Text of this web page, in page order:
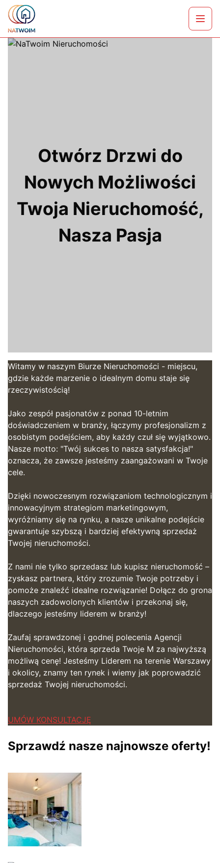
Skip
content
Wybierzmy razem najlepszy kredyt hipoteczny w
Warszawie
menu
Otwórz Drzwi do
Nowych Możliwości
Twoja Nieruchomość,
Nasza Pasja
Witamy w naszym Biurze Nieruchomości - miejscu,
gdzie każde marzenie o idealnym domu staje się
rzeczywistością!
Jako zespół pasjonatów z ponad 10-letnim
doświadczeniem w branży, łączymy profesjonalizm z
osobistym podejściem, aby każdy czuł się wyjątkowo.
Nasze motto: "Twój sukces to nasza satysfakcja!"
oznacza, że zawsze jesteśmy zaangażowani w Twoje
cele.
Dzięki nowoczesnym rozwiązaniom technologicznym i
innowacyjnym strategiom marketingowym,
wyróżniamy się na rynku, a nasze unikalne podejście
gwarantuje szybszą i bardziej efektywną sprzedaż
Twojej nieruchomości.
Z nami nie tylko sprzedasz lub kupisz nieruchomość –
zyskasz partnera, który zrozumie Twoje potrzeby i
pomoże znaleźć idealne rozwiązanie! Dołącz do grona
naszych zadowolonych klientów i przekonaj się,
dlaczego jesteśmy liderem w branży!
Zaufaj sprawdzonej i godnej polecenia Agencji
Nieruchomości, która sprzeda Twoje M za najwyższą
możliwą cenę! Jesteśmy Liderem na terenie Warszawy
i okolicy, znamy ten rynek i wiemy jak poprowadzić
sprzedaż Twojej nieruchomości.
UMÓW KONSULTACJĘ
Sprzawdź nasze najnowsze oferty!